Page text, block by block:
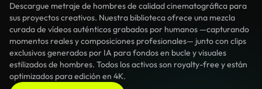
Descargue metraje de hombres de calidad cinematográfica para
sus proyectos creativos. Nuestra biblioteca ofrece una mezcla
curada de vídeos auténticos grabados por humanos —capturando
momentos reales y composiciones profesionales— junto con clips
exclusivos generados por IA para fondos en bucle y visuales
estilizados de hombres. Todos los activos son royalty-free y están
optimizados para edición en 4K.